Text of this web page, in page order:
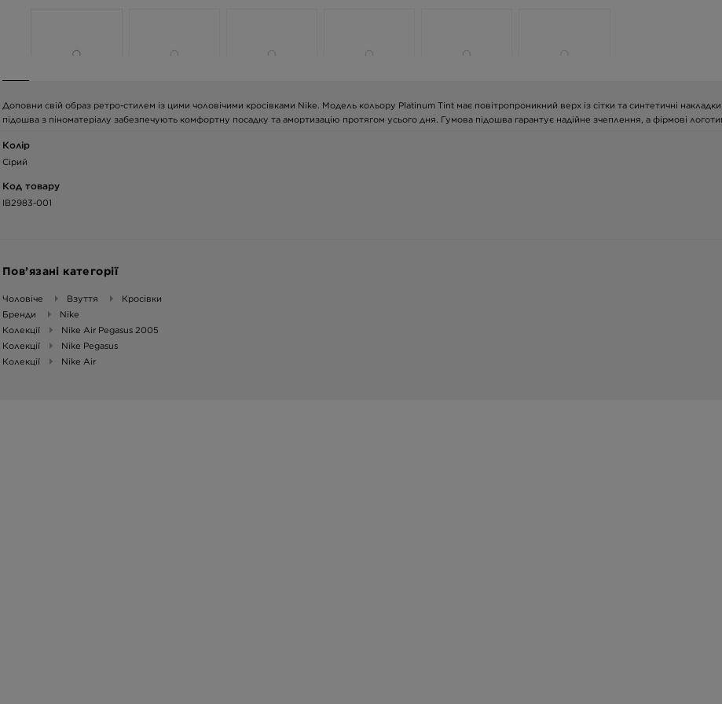
Доповни свій образ ретро-стилем із цими чоловічими кросівками Nike. Модель кольору Platinum Tint має повітропроникний верх із сітки та синтетичні
підошва з піноматеріалу забезпечують комфортну посадку та амортизацію протягом усього дня. Гумова підошва гарантує надійне зчеплення, а фірмові
Колір
Сірий
Код товару
IB2983-001
Пов’язані категорії
Чоловіче Взуття
Кросівки
Бренди
Nike
Колекції
Nike Air Pegasus 2005
Колекції
Nike Pegasus
Колекції
Nike Air